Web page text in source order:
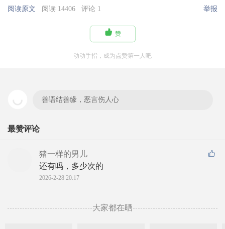
阅读原文 阅读 14406 评论 1 举报
 赞
动动手指，成为点赞第一人吧
善语结善缘，恶言伤人心
最赞评论
猪一样的男儿
还有吗，多少次的
2026-2-28 20:17
大家都在晒